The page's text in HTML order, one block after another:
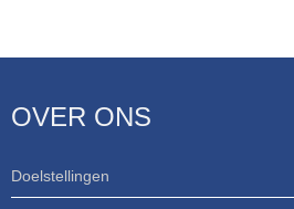
OVER ONS
Doelstellingen